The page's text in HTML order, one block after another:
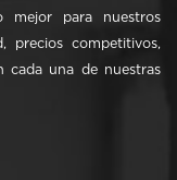
mejor para nuestros
precios competitivos,
cada una de nuestras